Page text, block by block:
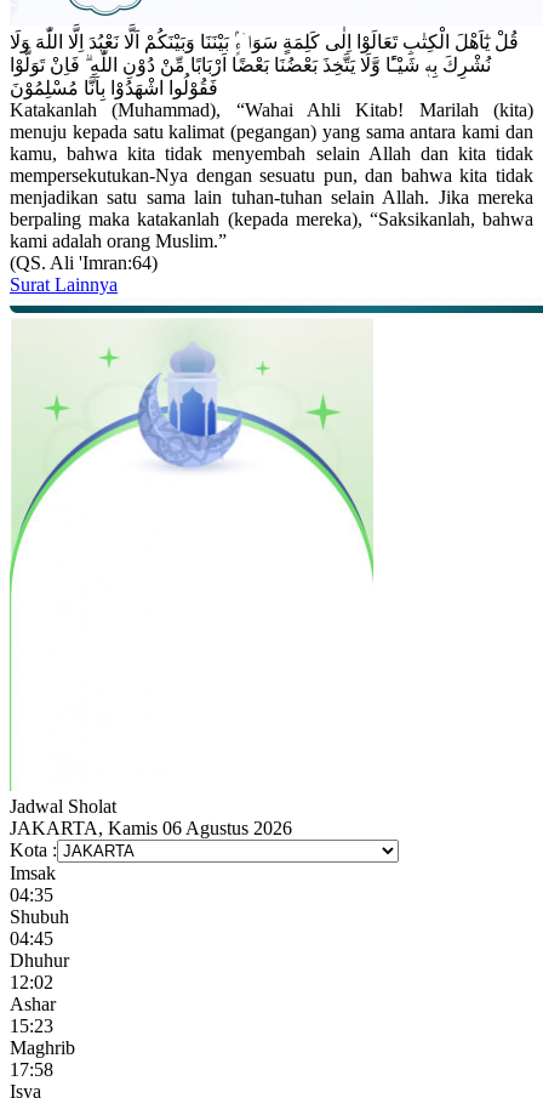
قُلْ يٰٓاَهْلَ الْكِتٰبِ تَعَالَوْا اِلٰى كَلِمَةٍ سَوَاۤءٍۢ بَيْنَنَا وَبَيْنَكُمْ اَلَّا نَعْبُدَ اِلَّا اللّٰهَ وَلَا
نُشْرِكَ بِهٖ شَيْـًٔا وَّلَا يَتَّخِذَ بَعْضُنَا بَعْضًا اَرْبَابًا مِّنْ دُوْنِ اللّٰهِ ۗ فَاِنْ تَوَلَّوْا
فَقُوْلُوا اشْهَدُوْا بِاَنَّا مُسْلِمُوْنَ
Katakanlah (Muhammad), “Wahai Ahli Kitab! Marilah (kita)
menuju kepada satu kalimat (pegangan) yang sama antara kami dan
kamu, bahwa kita tidak menyembah selain Allah dan kita tidak
mempersekutukan-Nya dengan sesuatu pun, dan bahwa kita tidak
menjadikan satu sama lain tuhan-tuhan selain Allah. Jika mereka
berpaling maka katakanlah (kepada mereka), “Saksikanlah, bahwa
kami adalah orang Muslim.”
(QS. Ali 'Imran:64)
Surat Lainnya
Jadwal Sholat
JAKARTA, Kamis 06 Agustus 2026
Kota :
Imsak
04:35
Shubuh
04:45
Dhuhur
12:02
Ashar
15:23
Maghrib
17:58
Isya